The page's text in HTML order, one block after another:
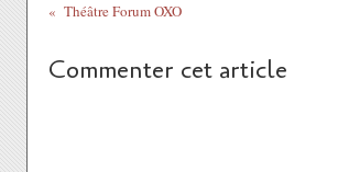
Théâtre Forum OXO
Commenter cet article